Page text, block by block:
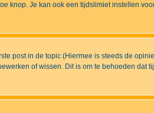
knop. Je kan ook een tijdslimiet instellen
post in de topic (Hiermee is steeds de
of wissen. Dit is om te behoeden dat